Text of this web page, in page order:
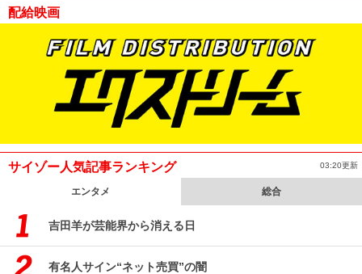
配給映画
サイゾー人気記事ランキング 03:20更新
エンタメ 総合
吉田羊が芸能界から消える日
有名人サイン“ネット売買”の闇